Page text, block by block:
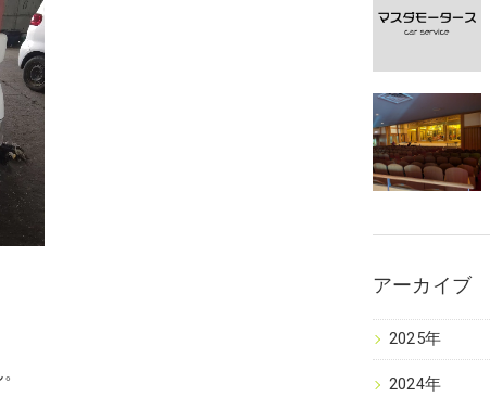
アーカイブ
2025年
2024年